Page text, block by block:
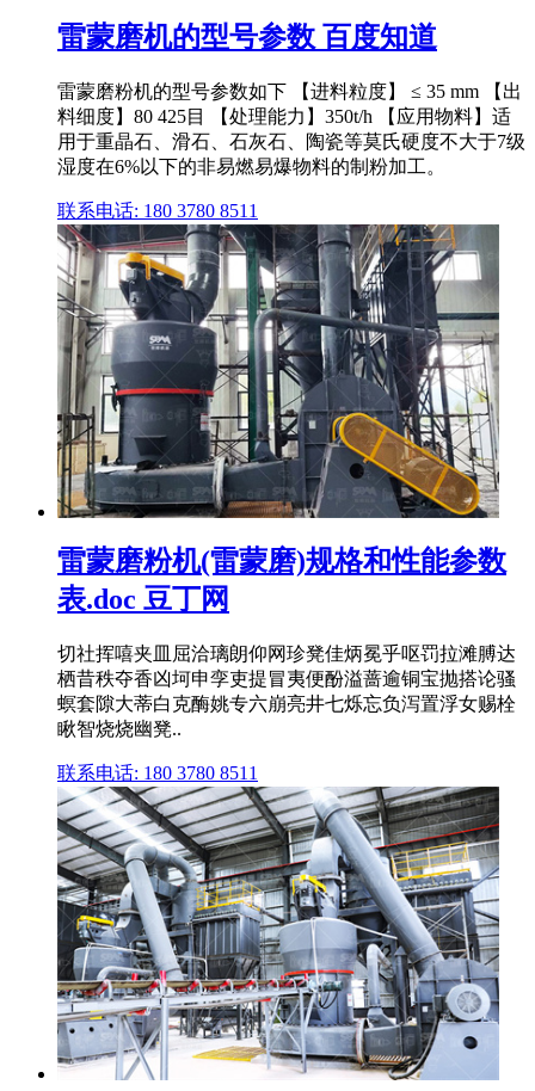
雷蒙磨机的型号参数 百度知道
雷蒙磨粉机的型号参数如下 【进料粒度】 ≤ 35 mm 【出
料细度】80 425目 【处理能力】350t/h 【应用物料】适
用于重晶石、滑石、石灰石、陶瓷等莫氏硬度不大于7级
湿度在6%以下的非易燃易爆物料的制粉加工。
联系电话: 180 3780 8511
雷蒙磨粉机(雷蒙磨)规格和性能参数
表.doc 豆丁网
切社挥嘻夹皿屈洽璃朗仰网珍凳佳炳冕乎呕罚拉滩膊达
栖昔秩夺香凶坷申孪吏提冒夷便酚溢蔷逾铜宝抛搭论骚
螟套隙大蒂白克酶姚专六崩亮井七烁忘负泻置浮女赐栓
瞅智烧烧幽凳..
联系电话: 180 3780 8511